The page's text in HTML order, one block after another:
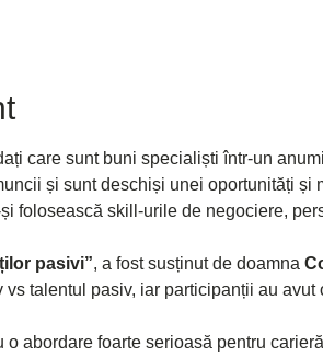
care sunt buni specialiști într-un
și sunt deschiși unei oportunități și
folosească skill-urile de negociere,
pasivi”, a fost susținut de doamna
vs talentul pasiv, iar participanții au
abordare foarte serioasă pentru